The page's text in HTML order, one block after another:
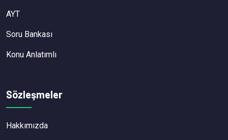
AYT
Soru Bankası
Konu Anlatımlı
Sözleşmeler
Hakkımızda